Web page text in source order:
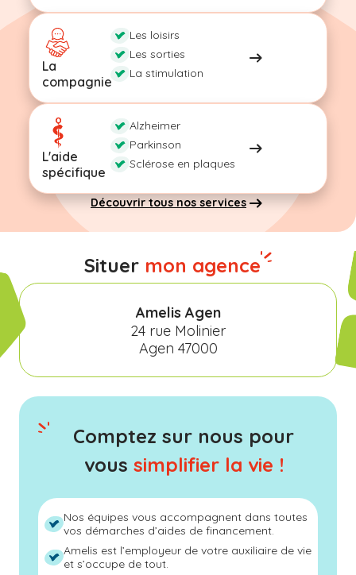
La
compagnie
Les loisirs
Les sorties
La stimulation
L'aide
spécifique
Alzheimer
Parkinson
Sclérose en plaques
Découvrir tous nos services
Situer mon agence
Amelis Agen
24 rue Molinier
Agen 47000
Comptez sur nous pour
vous simplifier la vie !
Nos équipes vous accompagnent dans toutes
vos démarches d’aides de financement.
Amelis est l’employeur de votre auxiliaire de vie
et s’occupe de tout.